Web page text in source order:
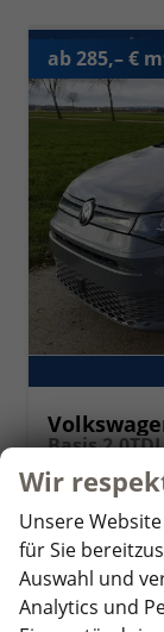
ab 285,– €
Basis
unverbindliche
Fahrzeugnr. 357548
Kraftstoff Diesel
Leistung 75 kW (102
01.05.2026
Wir
Unsere
für Sie
Auswahl und
Analytics und